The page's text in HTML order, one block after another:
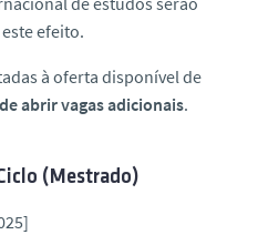
efeito.
à oferta disponível de
abrir vagas adicionais.
(Mestrado)